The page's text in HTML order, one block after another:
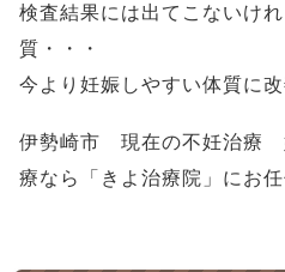
検査結果には出てこないけ
質・・・
今より妊娠しやすい体質に
伊勢崎市 現在の不妊治療
療なら「きよ治療院」にお任